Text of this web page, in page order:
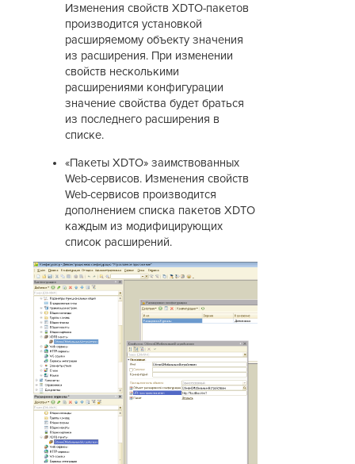
Изменения свойств XDTO-пакетов
производится установкой
расширяемому объекту значения
из расширения. При изменении
свойств несколькими
расширениями конфигурации
значение свойства будет браться
из последнего расширения в
списке.
«Пакеты XDTO» заимствованных
Web-сервисов. Изменения свойств
Web-сервисов производится
дополнением списка пакетов XDTO
каждым из модифицирующих
список расширений.